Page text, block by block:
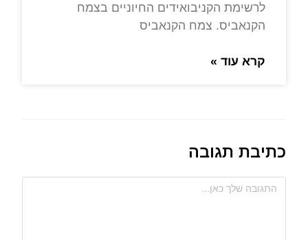
לרשימת הקניבואידים החיוניים בצמח
הקנאביס. צמח הקנאביס
קרא עוד »
כתיבת תגובה